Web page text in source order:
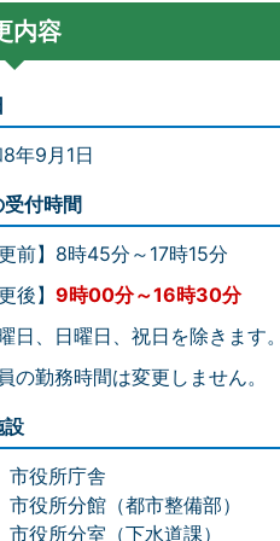
内容
年9月1日
付時間
更前】8時45分～17時15分
後】 9時00分～16時30分
日、日曜日、祝日を除きます
の勤務時間は変更しません。
設
市役所庁舎
市役所分館（都市整備部）
市役所分室（下水道課）